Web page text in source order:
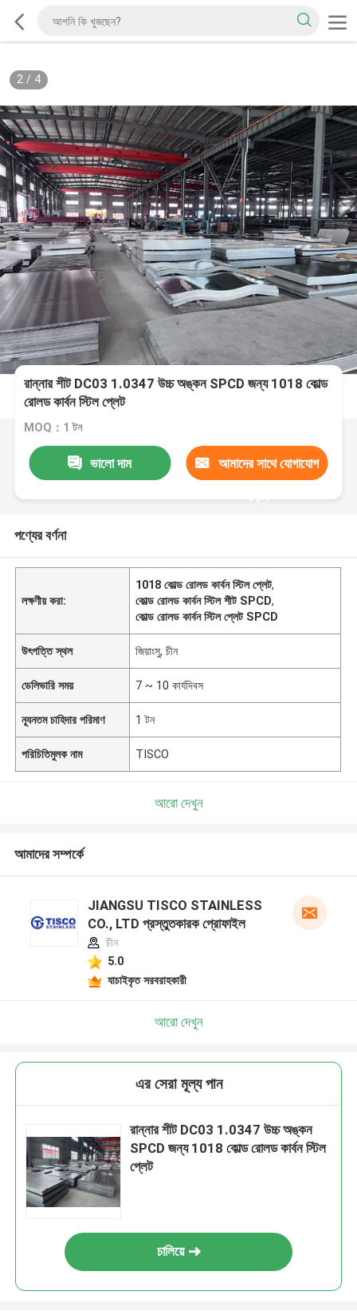
2/ 4
রান্নার শীট DC03 1.0347 উচ্চ অঙ্কন SPCD জন্য 1018 কোল্ড
রোলড কার্বন স্টিল প্লেট
MOQ：1 টন
ভালো দাম আমাদের সাথে যোগাযোগ
করুন
পণ্যের বর্ণনা
লক্ষণীয় করা:
1018 কোল্ড রোলড কার্বন স্টিল প্লেট,
কোল্ড রোলড কার্বন স্টিল শীট SPCD,
কোল্ড রোলড কার্বন স্টিল প্লেট SPCD
উৎপত্তি স্থল জিয়াংসু, চীন
ডেলিভারি সময় 7 ~ 10 কার্যদিবস
ন্যূনতম চাহিদার পরিমাণ 1 টন
পরিচিতিমুলক নাম TISCO
আরো দেখুন
আমাদের সম্পর্কে
JIANGSU TISCO STAINLESS
CO., LTD প্রস্তুতকারক প্রোফাইল
চীন
5.0
যাচাইকৃত সরবরাহকারী
আরো দেখুন
এর সেরা মূল্য পান
রান্নার শীট DC03 1.0347 উচ্চ অঙ্কন
SPCD জন্য 1018 কোল্ড রোলড কার্বন স্টিল
প্লেট
চালিয়ে